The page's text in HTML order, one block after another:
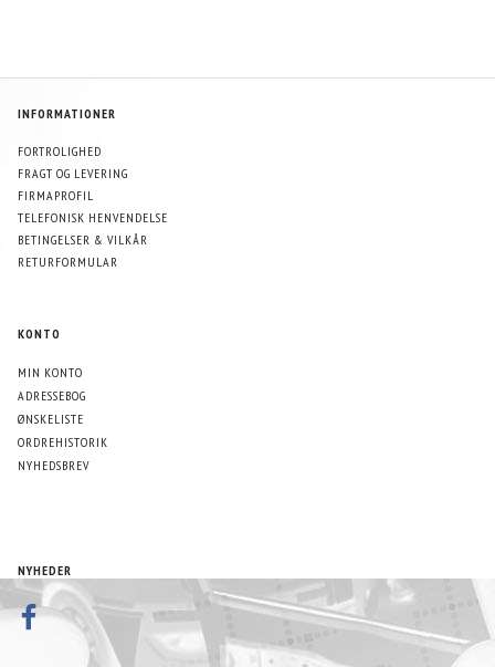
INFORMATIONER
FORTROLIGHED
FRAGT OG LEVERING
FIRMAPROFIL
TELEFONISK HENVENDELSE
BETINGELSER & VILKÅR
RETURFORMULAR
KONTO
MIN KONTO
ADRESSEBOG
ØNSKELISTE
ORDREHISTORIK
NYHEDSBREV
NYHEDER